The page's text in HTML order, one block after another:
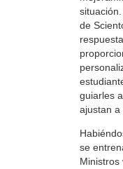
de
guiarles
ajustan a
se
Ministros